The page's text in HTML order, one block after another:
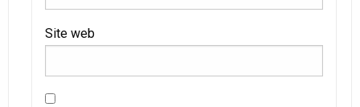
Site web